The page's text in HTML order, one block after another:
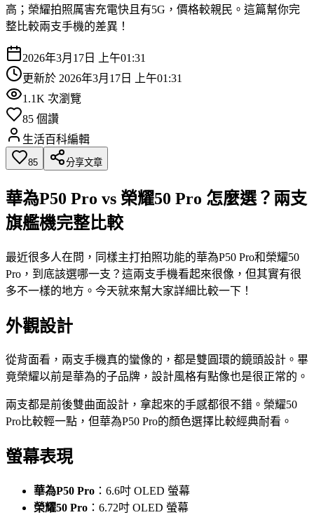
高；榮耀拍照厲害充電快且有5G，價格較親民。這篇幫你完
整比較兩支手機的差異！
2026年3月17日 上午01:31
更新於 2026年3月17日 上午01:31
1.1K 次瀏覽
85 個讚
生活百科編輯
85 分享文章
華為P50 Pro vs 榮耀50 Pro 怎麼選？兩支
旗艦機完整比較
最近很多人在問，同樣主打拍照功能的華為P50 Pro和榮耀50
Pro，到底該選哪一支？這兩支手機看起來很像，但其實有很
多不一樣的地方。今天就來幫大家詳細比較一下！
外觀設計
從背面看，兩支手機真的蠻像的，都是雙圓環的鏡頭設計。畢
竟榮耀以前是華為的子品牌，設計風格有點像也是很正常的。
兩支都是前後雙曲面設計，拿起來的手感都很不錯。榮耀50
Pro比較輕一點，但華為P50 Pro的顏色選擇比較經典耐看。
螢幕表現
華為P50 Pro ：6.6吋 OLED 螢幕
榮耀50 Pro ：6.72吋 OLED 螢幕